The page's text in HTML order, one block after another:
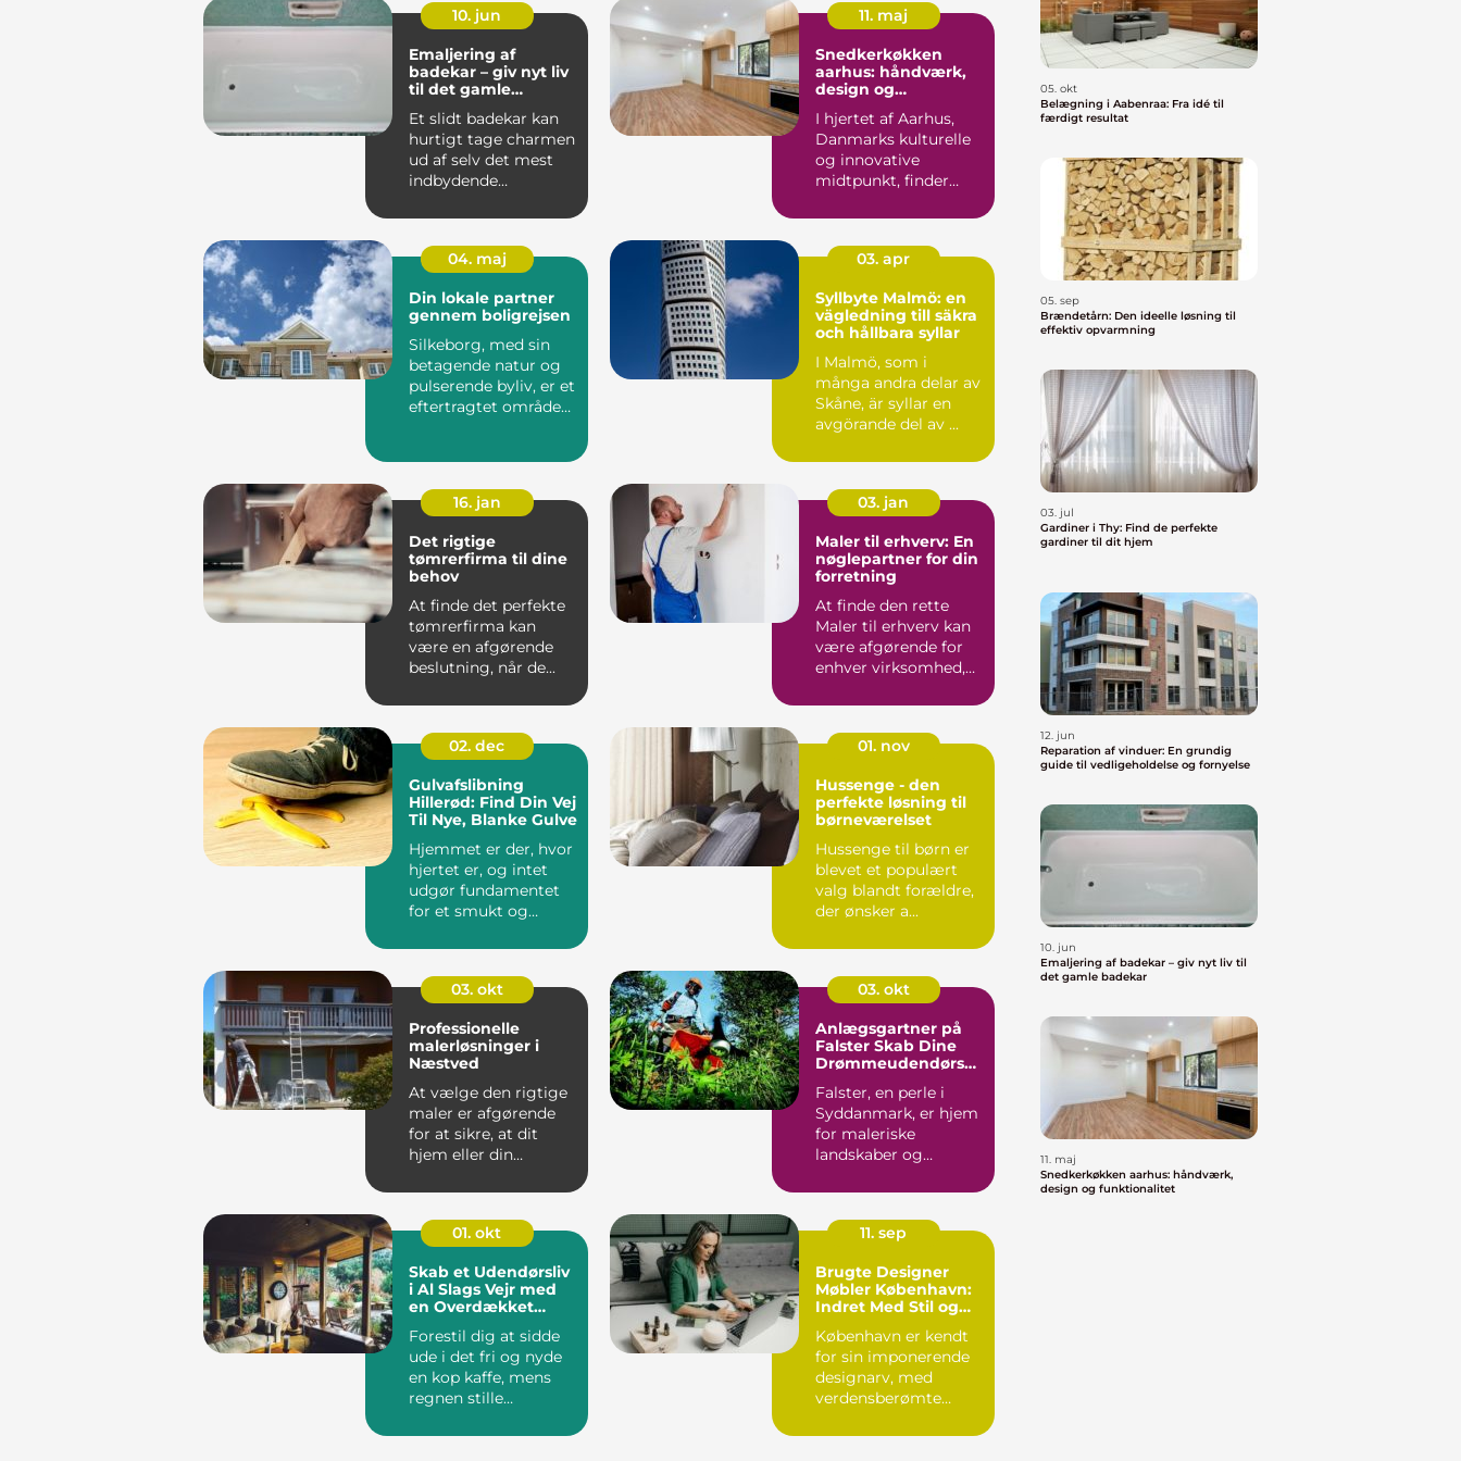
10. jun
Emaljering af
badekar – giv nyt liv
til det gamle
Et slidt badekar kan
hurtigt tage charmen
ud af selv det mest
indbydende
Skrammer...
11. maj
Snedkerkøkken
aarhus: håndværk,
design og
I hjertet af Aarhus,
Danmarks kulturelle
og innovative
midtpunkt, finder
eftersp&osl...
04. maj
Din lokale partner
gennem boligrejsen
Silkeborg, med sin
betagende natur og
pulserende byliv, er et
eftertragtet område
03. apr
Syllbyte Malmö: en
vägledning till säkra
och hållbara syllar
I Malmö, som i
många andra delar av
Skåne, är syllar en
avgörande del av ...
16. jan
Det rigtige
tømrerfirma til dine
behov
At finde det perfekte
tømrerfirma kan
være en afgørende
beslutning, når de...
03. jan
Maler til erhverv: En
nøglepartner for din
forretning
At finde den rette
Maler til erhverv kan
være afgørende for
enhver virksomhed,
02. dec
Gulvafslibning
Hillerød: Find Din Vej
Til Nye, Blanke Gulve
Hjemmet er der, hvor
hjertet er, og intet
udgør fundamentet
for et smukt og
01. nov
Hussenge - den
perfekte løsning til
børneværelset
Hussenge til børn er
blevet et populært
valg blandt forældre,
der ønsker a...
03. okt
Professionelle
malerløsninger i
Næstved
At vælge den rigtige
maler er afgørende
for at sikre, at dit
hjem eller din
03. okt
Anlægsgartner på
Falster Skab Dine
Drømmeudendørso
Falster, en perle i
Syddanmark, er hjem
for maleriske
landskaber og
beboere o...
01. okt
Skab et Udendørsliv
i Al Slags Vejr med
en Overdækket
Forestil dig at sidde
ude i det fri og nyde
en kop kaffe, mens
regnen stille
11. sep
Brugte Designer
Møbler København:
Indret Med Stil og
København er kendt
for sin imponerende
designarv, med
verdensberømte
05. okt
Belægning i Aabenraa: Fra idé til
færdigt resultat
05. sep
Brændetårn: Den ideelle løsning til
effektiv opvarmning
03. jul
Gardiner i Thy: Find de perfekte
gardiner til dit hjem
12. jun
Reparation af vinduer: En grundig
guide til vedligeholdelse og fornyelse
10. jun
Emaljering af badekar – giv nyt liv til
det gamle badekar
11. maj
Snedkerkøkken aarhus: håndværk,
design og funktionalitet